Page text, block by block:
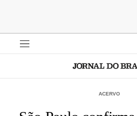
ACERVO